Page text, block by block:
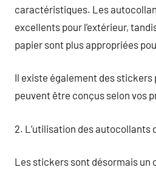
caractéristiques. Les
excellents pour l’extérieur,
papier sont plus appropriées
Il existe également des stickers
peuvent être conçus selon vos
2. L’utilisation des autocollants
Les stickers sont désormais un